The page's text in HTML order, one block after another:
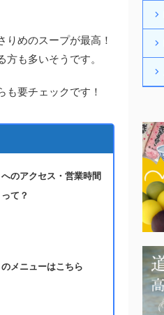
りめのスープが最高！
も多いそうです。
も要チェックです！
のアクセス・営業時間
て？
メニューはこちら